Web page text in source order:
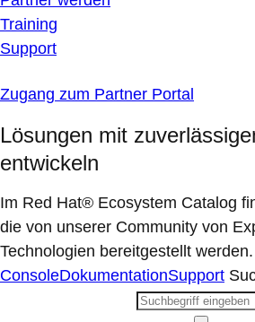
Training
Support
Zugang zum Partner Portal
Lösungen mit
entwickeln
Im Red Hat® Ecosystem Catalog
die von unserer Community von
Technologien bereitgestellt werden.
ConsoleDokumentationSupport